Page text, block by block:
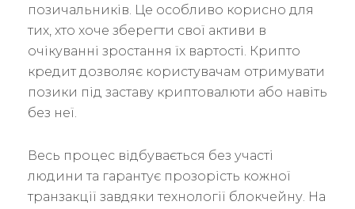
позичальників. Це особливо корисно для
тих, хто хоче зберегти свої активи в
очікуванні зростання їх вартості. Крипто
кредит дозволяє користувачам отримувати
позики під заставу криптовалюти або навіть
без неї.
Весь процес відбувається без участі
людини та гарантує прозорість кожної
транзакції завдяки технології блокчейну. На